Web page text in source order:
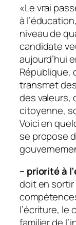
«Le vrai
à
niveau de
candidate
aujourd’hui
République,
transmet
des valeurs,
citoyenne,
Voici en
se propose
– priorité à
doit en sortir
l’écriture, le